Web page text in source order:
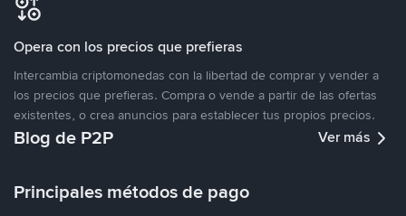
Opera con los precios que prefieras
Intercambia criptomonedas con la libertad de comprar y vender a
los precios que prefieras. Compra o vende a partir de las ofertas
existentes, o crea anuncios para establecer tus propios precios.
Blog de P2P Ver más
Principales métodos de pago